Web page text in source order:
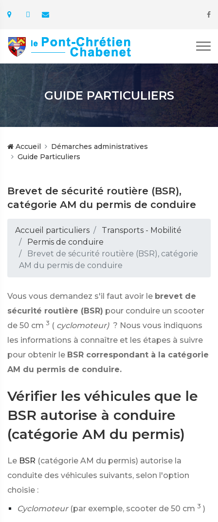
GUIDE PARTICULIERS
Accueil
Démarches administratives
Guide Particuliers
Brevet de sécurité routière (BSR),
catégorie AM du permis de conduire
Accueil particuliers
Transports - Mobilité
Permis de conduire
Brevet de sécurité routière (BSR), catégorie
AM du permis de conduire
Vous vous demandez s'il faut avoir le brevet de
sécurité routière (BSR) pour conduire un scooter
de 50 cm 3 ( cyclomoteur) ? Nous vous indiquons
les informations à connaître et les étapes à suivre
pour obtenir le BSR correspondant à la catégorie
AM du permis de conduire.
Vérifier les véhicules que le
BSR autorise à conduire
(catégorie AM du permis)
Le BSR (catégorie AM du permis) autorise la
conduite des véhicules suivants, selon l'option
choisie :
Cyclomoteur (par exemple, scooter de 50 cm 3 )